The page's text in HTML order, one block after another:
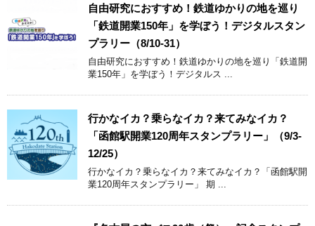
自由研究におすすめ！鉄道ゆかりの地を巡り
「鉄道開業150年」を学ぼう！デジタルスタン
プラリー（8/10-31）
自由研究におすすめ！鉄道ゆかりの地を巡り「鉄道開
業150年」を学ぼう！デジタルス ...
行かなイカ？乗らなイカ？来てみなイカ？
「函館駅開業120周年スタンプラリー」（9/3-
12/25）
行かなイカ？乗らなイカ？来てみなイカ？「函館駅開
業120周年スタンプラリー」 期 ...